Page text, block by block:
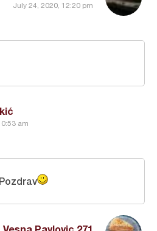
July 24, 2020, 12:20 pm
am